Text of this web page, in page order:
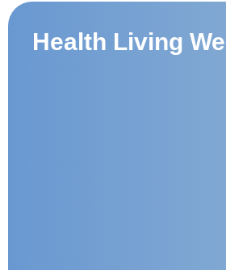
Health Living Well